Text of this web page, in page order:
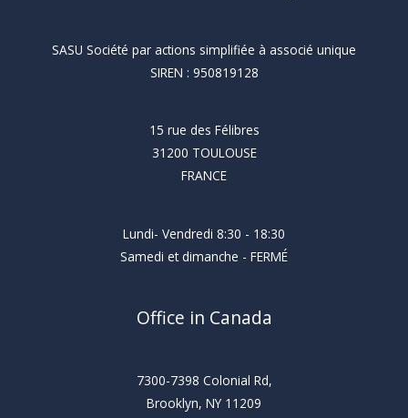
SASU Société par actions simplifiée à associé unique
SIREN : 950819128
15 rue des Félibres
31200 TOULOUSE
FRANCE
Lundi- Vendredi 8:30 - 18:30
Samedi et dimanche - FERMÉ
Office in Canada
7300-7398 Colonial Rd,
Brooklyn, NY 11209